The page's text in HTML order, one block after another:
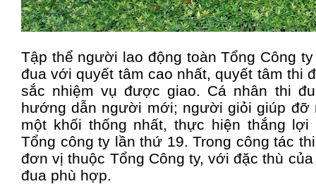
Tập thể người lao động toàn Tổng Công
đua với quyết tâm cao nhất, quyết tâm thi
sắc nhiệm vụ được giao. Cá nhân thi
hướng dẫn người mới; người giỏi giúp đỡ
một khối thống nhất, thực hiện thắng
Tổng công ty lần thứ 19. Trong công tác
đơn vị thuộc Tổng Công ty, với đặc thù
đua phù hợp.